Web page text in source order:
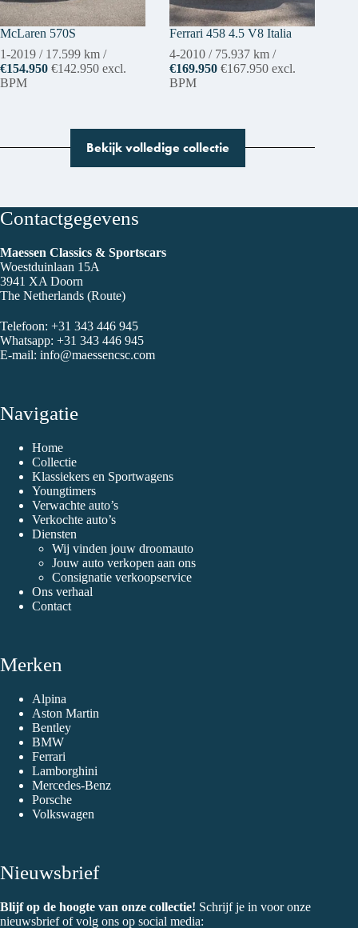
McLaren 570S
1-2019 / 17.599 km /
€154.950 €142.950 excl.
BPM
Ferrari 458 4.5 V8 Italia
4-2010 / 75.937 km /
€169.950 €167.950 excl.
BPM
Bekijk volledige collectie
Contactgegevens
Maessen Classics & Sportscars
Woestduinlaan 15A
3941 XA Doorn
The Netherlands (Route)
Telefoon: +31 343 446 945
Whatsapp: +31 343 446 945
E-mail: info@maessencsc.com
Navigatie
Home
Collectie
Klassiekers en Sportwagens
Youngtimers
Verwachte auto’s
Verkochte auto’s
Diensten
Wij vinden jouw droomauto
Jouw auto verkopen aan ons
Consignatie verkoopservice
Ons verhaal
Contact
Merken
Alpina
Aston Martin
Bentley
BMW
Ferrari
Lamborghini
Mercedes-Benz
Porsche
Volkswagen
Nieuwsbrief
Blijf op de hoogte van onze collectie! Schrijf je in voor onze
nieuwsbrief of volg ons op social media: